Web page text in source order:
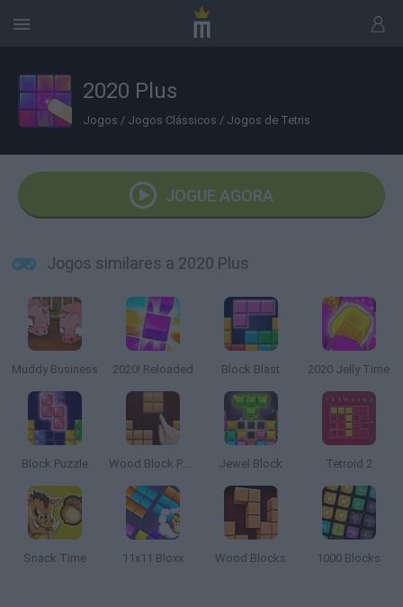
2020 Plus
Jogos / Jogos Clássicos / Jogos de Tetris
JOGUE AGORA
Jogos similares a 2020 Plus
Muddy Business 2020! Reloaded Block Blast 2020 Jelly Time
Block Puzzle Wood Block Puzzle Jewel Block Tetroid 2
Snack Time 11x11 Bloxx Wood Blocks 1000 Blocks